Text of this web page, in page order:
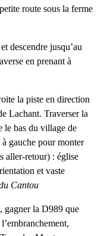
route sous la ferme
descendre jusqu’au
en prenant à
la piste en direction
Lachant. Traverser la
le bas du village de
gauche pour monter
aller-retour) : église
et vaste
Cantou
gagner la D989 que